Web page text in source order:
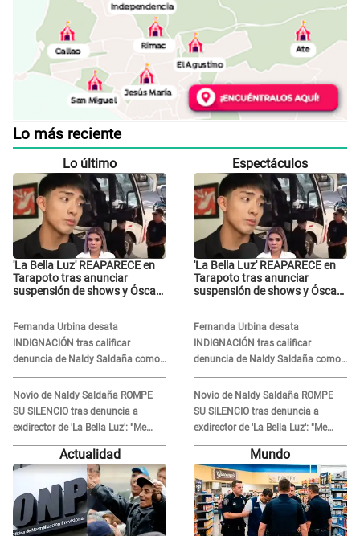
Lo más reciente
Lo último
'La Bella Luz' REAPARECE en
Tarapoto tras anunciar
suspensión de shows y Óscar
Fernanda Urbina desata
INDIGNACIÓN tras calificar
denuncia de Naldy Saldaña como
'acto bochornoso': "No es justo
atacar a otra mujer"
Novio de Naldy Saldaña ROMPE
SU SILENCIO tras denuncia a
exdirector de 'La Bella Luz': "Me
basta con que ella esté bien"
Espectáculos
'La Bella Luz' REAPARECE en
Tarapoto tras anunciar
suspensión de shows y Óscar
Fernanda Urbina desata
INDIGNACIÓN tras calificar
denuncia de Naldy Saldaña como
'acto bochornoso': "No es justo
atacar a otra mujer"
Novio de Naldy Saldaña ROMPE
SU SILENCIO tras denuncia a
exdirector de 'La Bella Luz': "Me
basta con que ella esté bien"
Actualidad Mundo